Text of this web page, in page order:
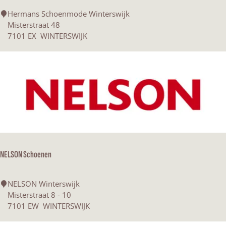
iS
e
m
n
Hermans Schoenmode Winterswijk
Misterstraat 48
7101 EX WINTERSWIJK
NELSON Schoenen
N NELSON Winterswijk
Misterstraat 8 - 10
7101 EW WINTERSWIJK